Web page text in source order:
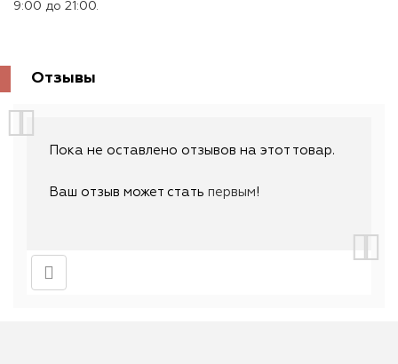
9:00 до 21:00.
Отзывы
Пока не оставлено отзывов на этот товар.
Ваш отзыв может стать первым!